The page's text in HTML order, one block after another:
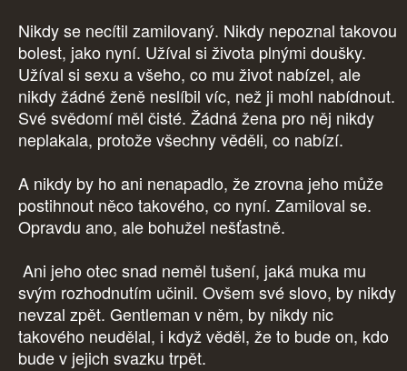
Nikdy se necítil zamilovaný. Nikdy nepoznal takovou
bolest, jako nyní. Užíval si života plnými doušky.
Užíval si sexu a všeho, co mu život nabízel, ale
nikdy žádné ženě neslíbil víc, než ji mohl nabídnout.
Své svědomí měl čisté. Žádná žena pro něj nikdy
neplakala, protože všechny věděli, co nabízí.
A nikdy by ho ani nenapadlo, že zrovna jeho může
postihnout něco takového, co nyní. Zamiloval se.
Opravdu ano, ale bohužel nešťastně.
Ani jeho otec snad neměl tušení, jaká muka mu
svým rozhodnutím učinil. Ovšem své slovo, by nikdy
nevzal zpět. Gentleman v něm, by nikdy nic
takového neudělal, i když věděl, že to bude on, kdo
bude v jejich svazku trpět.